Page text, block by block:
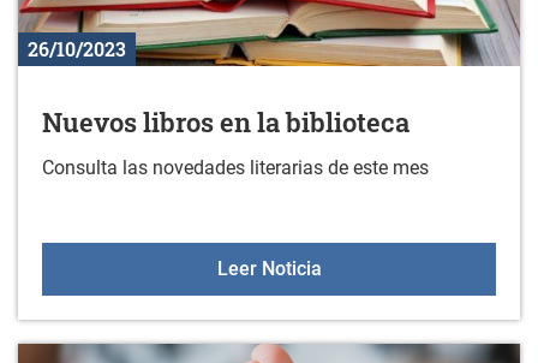
26/10/2023
Nuevos libros en la biblioteca
Consulta las novedades literarias de este mes
Leer NoticiaNuevos libros en la